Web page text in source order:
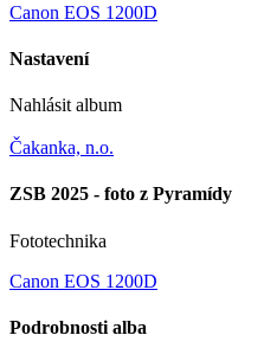
Canon EOS 1200D
Nastavení
Nahlásit album
Čakanka, n.o.
ZSB 2025 - foto z Pyramídy
Fototechnika
Canon EOS 1200D
Podrobnosti alba